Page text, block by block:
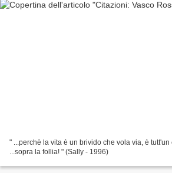
" ...perchè la vita è un brivido che vola via, è
...sopra la follia! " (Sally - 1996)